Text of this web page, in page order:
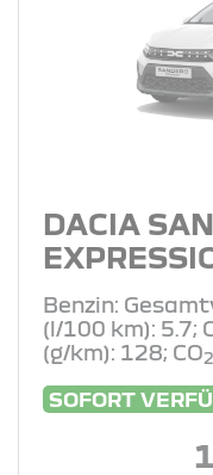
DACIA
Benzin:
(l/100 km): 5.7;
(g/km): 128; CO2
SOFORT